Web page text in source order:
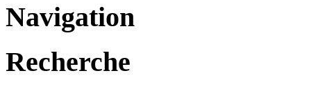
Navigation
Recherche